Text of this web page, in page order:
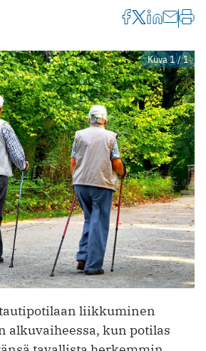
Kuva 1 / 1
liikkuminen
alkuvaiheessa, kun potilas